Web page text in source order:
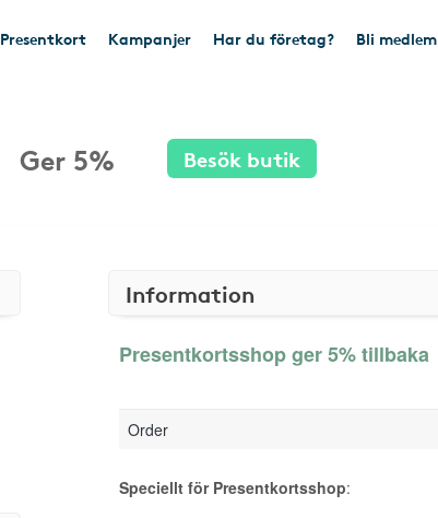
Presentkort Kampanjer Har du företag? Bli medlem
Ger 5% Besök butik
Information
Presentkortsshop ger 5% tillbaka
Order
Speciellt för Presentkortsshop: